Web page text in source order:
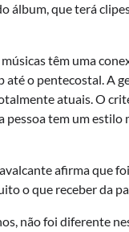
álbum, que terá
têm uma
o pentecostal. A
atuais. O
pessoa tem um
afirma que
o que receber da
não foi diferente